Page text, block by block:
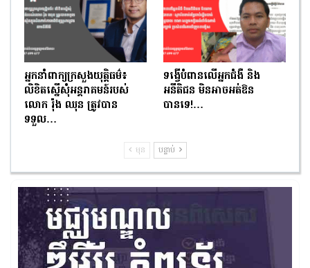
អ្នកនាំពាក្យក្រសួងយុត្តិធម៌៖
លិខិតស្នើសុំអន្តរាគមន៍របស់
លោក រ៉ុង ឈុន ត្រូវបាន
ទទួល…
ទង្វើបំពានលើអ្នកជំងឺ និង
អនីតិជន មិនអាចអត់ឱន
បានទេ!…
មុន បន្ទាប់